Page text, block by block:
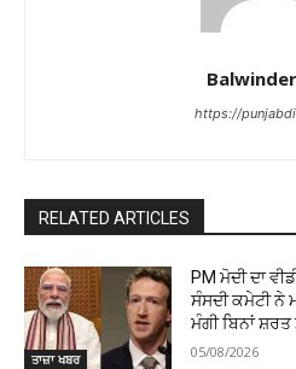
https://
RELATED ARTICLES
ਤਾਜ਼ਾ ਖਬਰ
PM ਮੋਦੀ ਦਾ
ਸੰਸਦੀ ਕਮੇਟੀ ਨੇ
ਮੰਗੀ ਬਿਨਾਂ ਸ਼ਰਤ
05/08/2026